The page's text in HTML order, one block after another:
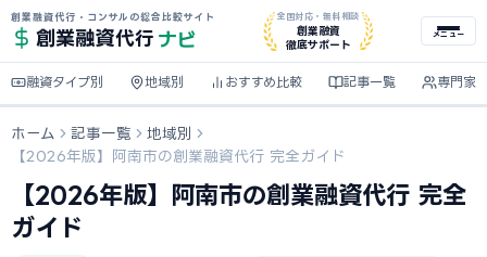
創業融資代行・コンサルの総合比較サイト
創業融資代行 ナビ
全国対応・無料相談
創業融資
徹底サポート
メニュー
融資タイプ別 地域別 おすすめ比較 記事一覧 専門家
ホーム 記事一覧
地域別
【2026年版】阿南市の創業融資代行 完全ガイド
【2026年版】阿南市の創業融資代行 完全
ガイド